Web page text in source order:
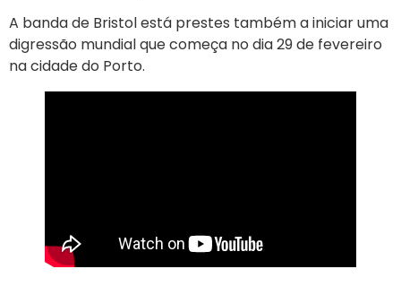
A banda de Bristol está prestes também a iniciar uma
digressão mundial que começa no dia 29 de fevereiro
na cidade do Porto.